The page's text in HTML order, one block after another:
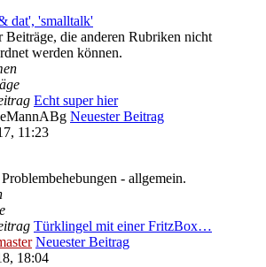
dat', 'smalltalk'
Beiträge, die anderen Rubriken nicht
werden können.
Echt super hier
Neuester Beitrag
11:23
- allgemein.
Türklingel mit einer FritzBox…
Neuester Beitrag
18:04